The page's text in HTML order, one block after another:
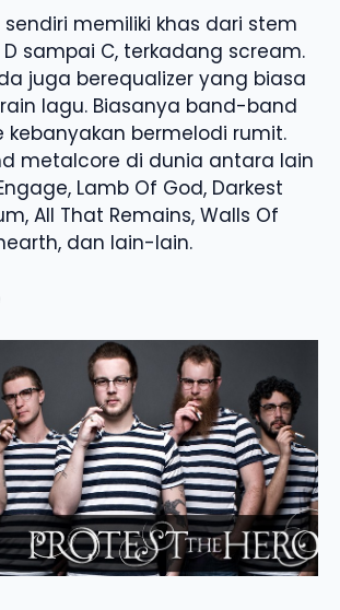
memiliki khas dari stem
sampai C, terkadang scream.
juga berequalizer yang biasa
lagu. Biasanya band-band
kebanyakan bermelodi rumit.
metalcore di dunia antara lain
Lamb Of God, Darkest
All That Remains, Walls Of
dan lain-lain.